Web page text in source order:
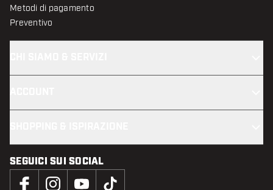
Metodi di pagamento
Preventivo
SEGUICI SUI SOCIAL